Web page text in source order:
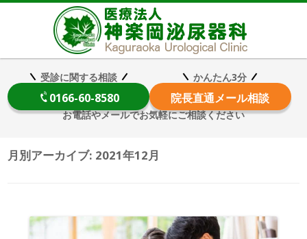
受診に関する相談
0166-60-8580
かんたん3分
院長直通メール相談
お電話やメールでお気軽にご相談ください
月別アーカイブ: 2021年12月